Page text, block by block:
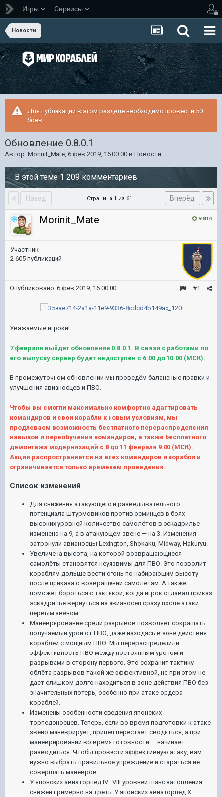
Игры Сервисы
Новости
Для публикации в этом разделе необходимо провести 50
боёв.
Обновление 0.8.0.1
Автор: Morinit_Mate, 6 фев 2019, 16:00:00 в Новости
В этой теме 1 209 комментариев
Назад Вперёд
Страница 1 из 61
9 814
Morinit_Mate
Участник
2 605 публикаций
#1
Опубликовано: 6 фев 2019, 16:00:00
Уважаемые игроки!
7 февраля выйдет обновление 0.8.0.1. В связи с работами по
его выпуску сервер будет недоступен с 6:00 до 10:00 (МСК).
В промежуточном обновлении мы проведём балансные правки и
улучшения авианосцев и ПВО.
Чтобы вы смогли максимально комфортно адаптировать
командиров и свои корабли к новым условиям, мы
продлеваем возможность бесплатного перераспределения
навыков и переобучения командиров, а также бесплатного
демонтажа модернизаций с 8 до 11 февраля 9:00 (МСК).
Акция распространяется на всех командиров и корабли и
ограничивается только временем проведения.
Список изменений
Для снижения атакующего и разведывательного
потенциала штурмовиков против эсминцев в боях
высоких уровней количество самолётов в эскадрилье
изменено на 9, а в атакующем звене — на 3. Изменения
затронули авианосцы Lexington, Shokaku, Midway, Hakuryu.
Увеличена высота, на которой возвращающиеся
самолёты становятся неуязвимы для ПВО. Это позволит
кораблям дольше вести огонь по набирающим высоту
после приказа о возвращении самолётам. А также
поможет бороться с тактикой, когда игрок отдавал приказ
эскадрилье вернуться на авианосец сразу после атаки
первым звеном.
Маневрирование среди разрывов позволяет сокращать
получаемый урон от ПВО, даже находясь в зоне действия
кораблей с мощным ПВО. Мы перераспределили
эффективность ПВО между постоянным уроном и
разрывами в сторону первого. Это сохранит тактику
облёта разрывов такой же эффективной, но при этом не
даст слишком долго находиться в зоне действия ПВО без
значительных потерь, особенно при атаке ордера
кораблей.
Изменены особенности сведения японских
торпедоносцев. Теперь, если во время подготовки к атаке
звено маневрирует, прицел перестает сводиться, а при
маневрировании во время готовности — начинает
разводиться. Чтобы провести эффективную атаку, вам
нужно выбрать правильное упреждение и стараться не
совершать маневров.
У японских авиаторпед IV–VIII уровней шанс затопления
снижен примерно на треть. У японских авиаторпед X